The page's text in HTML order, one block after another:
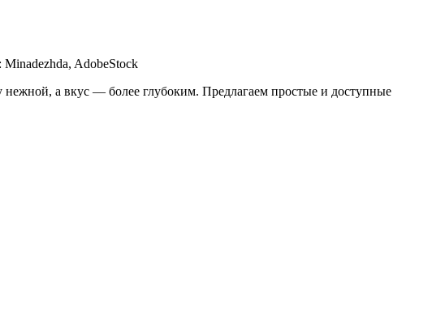
AdobeStock
нежной, а вкус — более глубоким. Предлагаем простые и доступные